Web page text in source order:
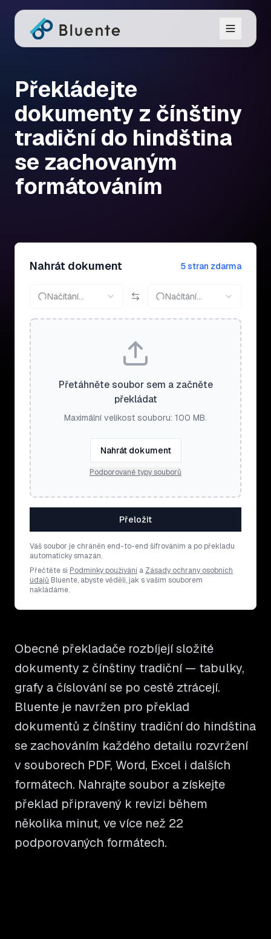
Překládejte
dokumenty z čínštiny
tradiční do hindština
se zachovaným
formátováním
Nahrát dokument 5 stran zdarma
Načítání… Načítání…
Přetáhněte soubor sem a začněte
překládat
Maximální velikost souboru: 100 MB.
Nahrát dokument
Podporované typy souborů
Přeložit
Váš soubor je chráněn end-to-end šifrováním a po překladu
automaticky smazán.
Přečtěte si Podmínky používání a Zásady ochrany osobních
údajů Bluente, abyste věděli, jak s vaším souborem
nakládáme.
Obecné překladače rozbíjejí složité
dokumenty z čínštiny tradiční — tabulky,
grafy a číslování se po cestě ztrácejí.
Bluente je navržen pro překlad
dokumentů z čínštiny tradiční do hindština
se zachováním každého detailu rozvržení
v souborech PDF, Word, Excel i dalších
formátech. Nahrajte soubor a získejte
překlad připravený k revizi během
několika minut, ve více než 22
podporovaných formátech.